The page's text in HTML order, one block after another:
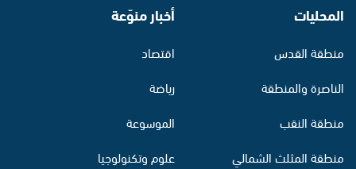
المحليات
منطقة القدس
الناصرة والمنطقة
منطقة النقب
منطقة المثلث الشمالي
أخبار منوّعة
اقتصاد
رياضة
الموسوعة
علوم وتكنولوجيا